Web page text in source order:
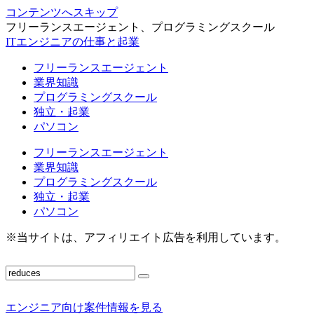
コンテンツへスキップ
フリーランスエージェント、プログラミングスクール
ITエンジニアの仕事と起業
フリーランスエージェント
業界知識
プログラミングスクール
独立・起業
パソコン
フリーランスエージェント
業界知識
プログラミングスクール
独立・起業
パソコン
※当サイトは、アフィリエイト広告を利用しています。
エンジニア向け案件情報を見る